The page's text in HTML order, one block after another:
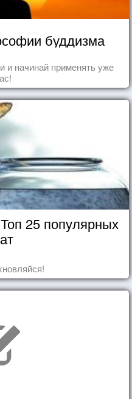
буддизма
и начинай применять уже
25 популярных